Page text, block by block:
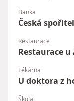
Banka
Česká
Restaurace
Restaurace u
Lékárna
U doktora z
Škola